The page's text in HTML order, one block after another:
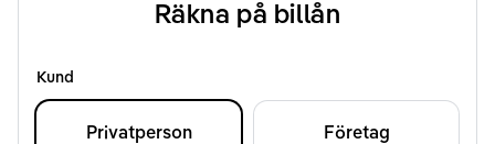
Räkna på billån
Kund
Privatperson Företag